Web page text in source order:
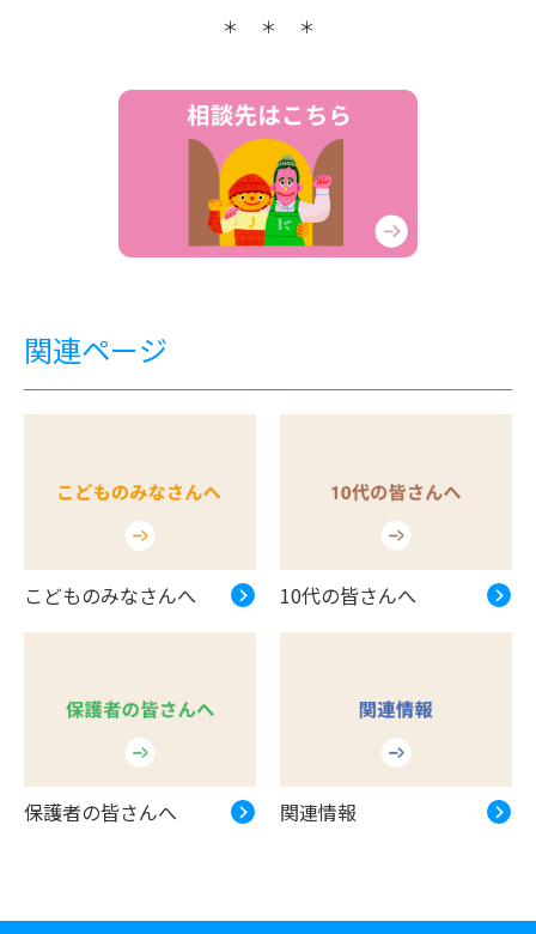
関連ページ
こどものみなさんへ 10代の皆さんへ
保護者の皆さんへ 関連情報